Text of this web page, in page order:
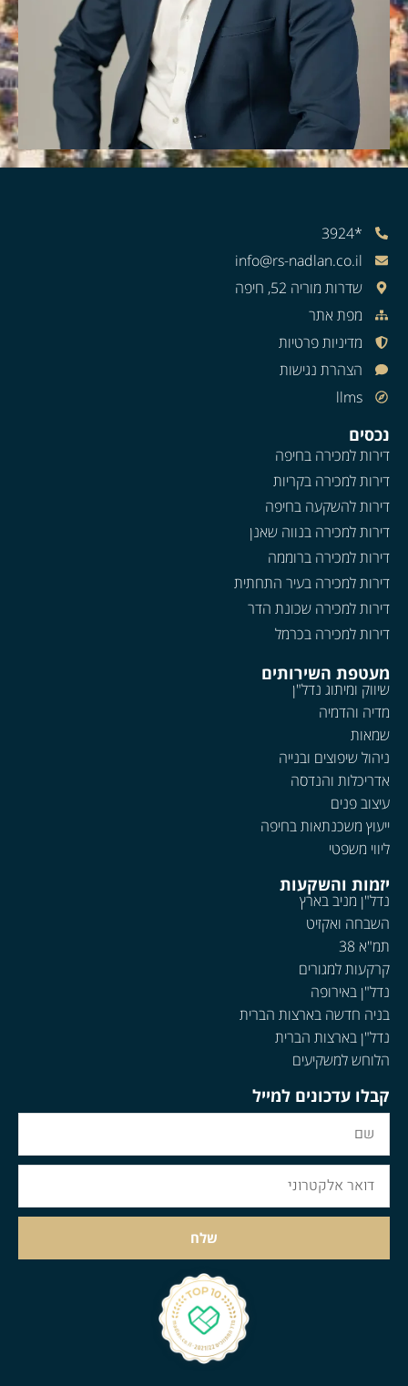
*3924
info@rs-nadlan.co.il
שדרות מוריה 52, חיפה
מפת אתר
מדיניות פרטיות
הצהרת נגישות
llms
נכסים
דירות למכירה בחיפה
דירות למכירה בקריות
דירות להשקעה בחיפה
דירות למכירה בנווה שאנן
דירות למכירה ברוממה
דירות למכירה בעיר התחתית
דירות למכירה שכונת הדר
דירות למכירה בכרמל
מעטפת השירותים
שיווק ומיתוג נדל"ן
מדיה והדמיה
שמאות
ניהול שיפוצים ובנייה
אדריכלות והנדסה
עיצוב פנים
ייעוץ משכנתאות בחיפה
ליווי משפטי
יזמות והשקעות
נדל"ן מניב בארץ
השבחה ואקזיט
תמ"א 38
קרקעות למגורים
נדל"ן באירופה
בניה חדשה בארצות הברית
נדל"ן בארצות הברית
הלוחש למשקיעים
קבלו עדכונים למייל
שלח